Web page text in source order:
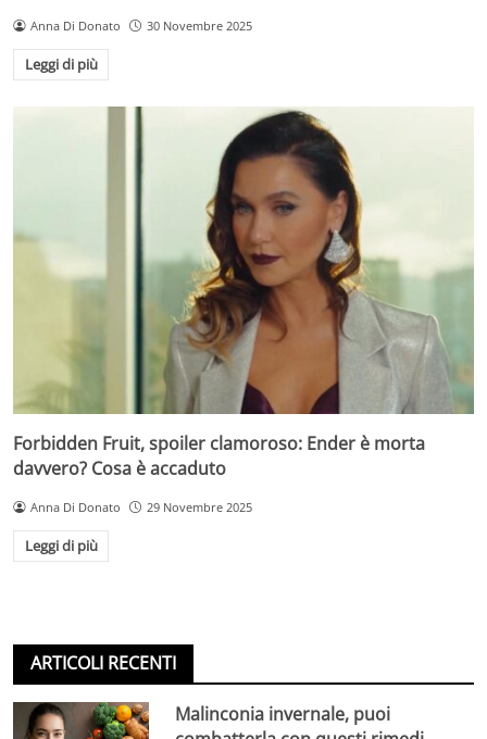
Anna Di Donato 30 Novembre 2025
Leggi di più
Forbidden Fruit, spoiler clamoroso: Ender è morta
davvero? Cosa è accaduto
Anna Di Donato 29 Novembre 2025
Leggi di più
ARTICOLI RECENTI
Malinconia invernale, puoi